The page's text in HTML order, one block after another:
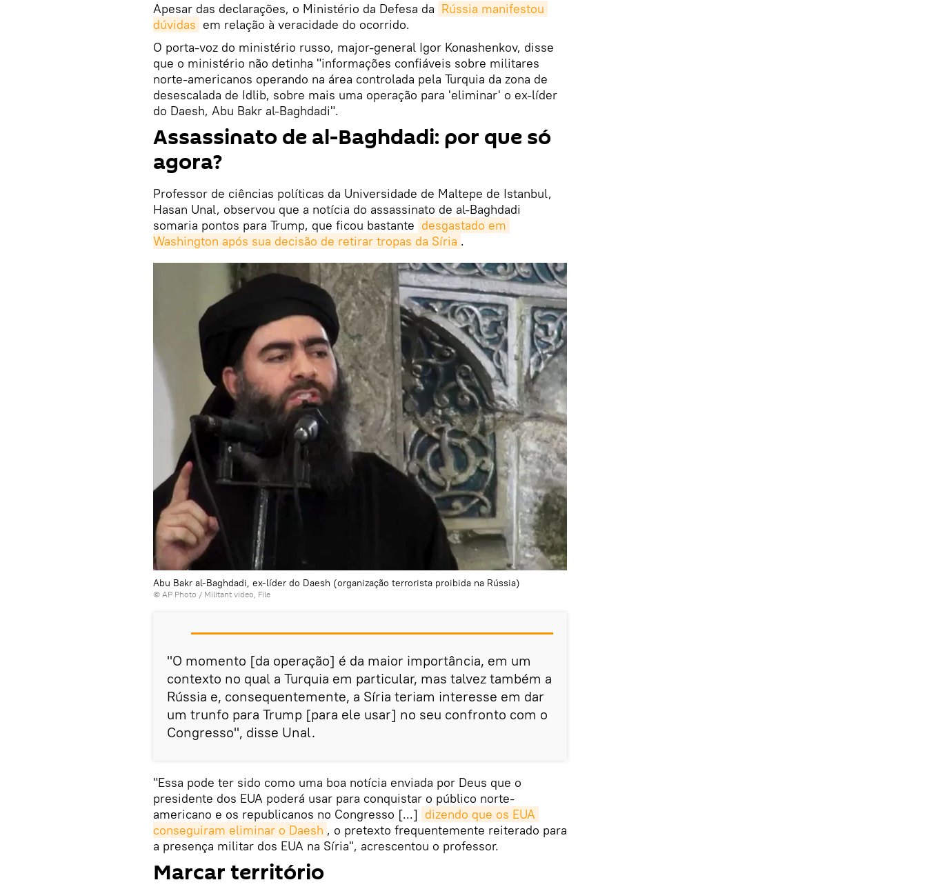
Apesar das declarações, o Ministério da Defesa da Rússia manifestou
dúvidas em relação à veracidade do ocorrido.
O porta-voz do ministério russo, major-general Igor Konashenkov, disse
que o ministério não detinha "informações confiáveis sobre militares
norte-americanos operando na área controlada pela Turquia da zona de
desescalada de Idlib, sobre mais uma operação para 'eliminar' o ex-líder
do Daesh, Abu Bakr al-Baghdadi".
Assassinato de al-Baghdadi: por que só
agora?
Professor de ciências políticas da Universidade de Maltepe de Istanbul,
Hasan Unal, observou que a notícia do assassinato de al-Baghdadi
somaria pontos para Trump, que ficou bastante desgastado em
Washington após sua decisão de retirar tropas da Síria .
Abu Bakr al-Baghdadi, ex-líder do Daesh (organização terrorista proibida na Rússia)
© AP Photo / Militant video, File
"O momento [da operação] é da maior importância, em um
contexto no qual a Turquia em particular, mas talvez também a
Rússia e, consequentemente, a Síria teriam interesse em dar
um trunfo para Trump [para ele usar] no seu confronto com o
Congresso", disse Unal.
"Essa pode ter sido como uma boa notícia enviada por Deus que o
presidente dos EUA poderá usar para conquistar o público norte-
americano e os republicanos no Congresso [...] dizendo que os EUA
conseguiram eliminar o Daesh , o pretexto frequentemente reiterado para
a presença militar dos EUA na Síria", acrescentou o professor.
Marcar território